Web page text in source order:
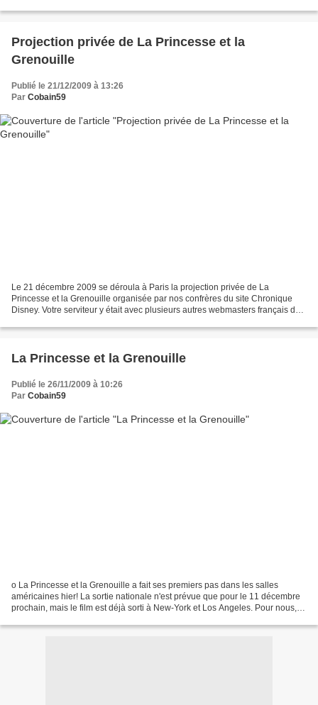
Projection privée de La Princesse et la
Grenouille
Publié le 21/12/2009 à 13:26
Par Cobain59
Le 21 décembre 2009 se déroula à Paris la projection privée de La
Princesse et la Grenouille organisée par nos confrères du site Chronique
Disney. Votre serviteur y était avec plusieurs autres webmasters français de
La Princesse et la Grenouille
Publié le 26/11/2009 à 10:26
Par Cobain59
o La Princesse et la Grenouille a fait ses premiers pas dans les salles
américaines hier! La sortie nationale n'est prévue que pour le 11 décembre
prochain, mais le film est déjà sorti à New-York et Los Angeles. Pour nous,